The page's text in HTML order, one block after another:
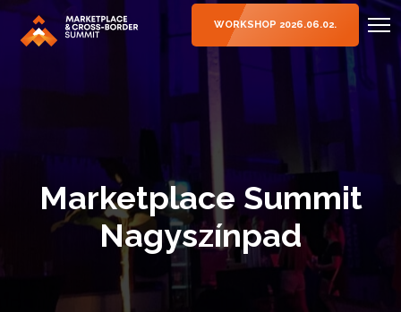
WORKSHOP 2026.06.02.
Marketplace Summit
Nagyszínpad